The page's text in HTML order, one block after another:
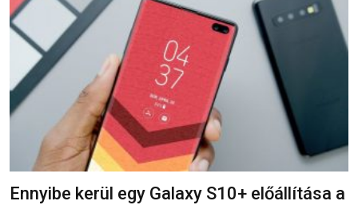
Ennyibe kerül egy Galaxy S10+ előállítása a